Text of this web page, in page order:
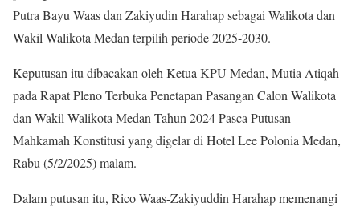
Putra Bayu Waas dan Zakiyudin Harahap sebagai Walikota dan
Wakil Walikota Medan terpilih periode 2025-2030.
Keputusan itu dibacakan oleh Ketua KPU Medan, Mutia Atiqah
pada Rapat Pleno Terbuka Penetapan Pasangan Calon Walikota
dan Wakil Walikota Medan Tahun 2024 Pasca Putusan
Mahkamah Konstitusi yang digelar di Hotel Lee Polonia Medan,
Rabu (5/2/2025) malam.
Dalam putusan itu, Rico Waas-Zakiyuddin Harahap memenangi